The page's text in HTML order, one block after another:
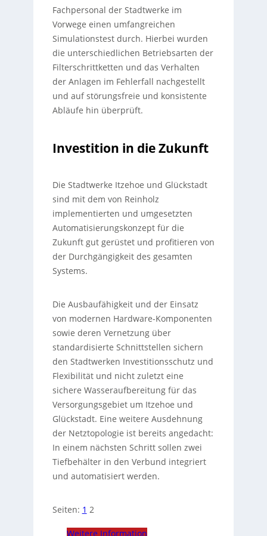
Fachpersonal der Stadtwerke im
Vorwege einen umfangreichen
Simulationstest durch. Hierbei wurden
die unterschiedlichen Betriebsarten der
Filterschrittketten und das Verhalten
der Anlagen im Fehlerfall nachgestellt
und auf störungsfreie und konsistente
Abläufe hin überprüft.
Investition in die Zukunft
Die Stadtwerke Itzehoe und Glückstadt
sind mit dem von Reinholz
implementierten und umgesetzten
Automatisierungskonzept für die
Zukunft gut gerüstet und profitieren von
der Durchgängigkeit des gesamten
Systems.
Die Ausbaufähigkeit und der Einsatz
von modernen Hardware-Komponenten
sowie deren Vernetzung über
standardisierte Schnittstellen sichern
den Stadtwerken Investitionsschutz und
Flexibilität und nicht zuletzt eine
sichere Wasseraufbereitung für das
Versorgungsgebiet um Itzehoe und
Glückstadt. Eine weitere Ausdehnung
der Netztopologie ist bereits angedacht:
In einem nächsten Schritt sollen zwei
Tiefbehälter in den Verbund integriert
und automatisiert werden.
Seiten: 1 2
Weitere Information